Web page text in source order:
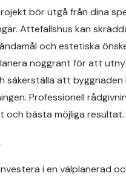
bör utgå från dina
Attefallshus kan
och estetiska
noggrant för att
säkerställa att byggnaden
Professionell
och bästa möjliga resultat.
i en välplanerad